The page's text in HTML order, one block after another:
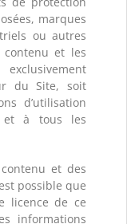
marques
ou autres
et les
du Site, soit
d’utilisation
et à tous les
et des
possible que
licence de ce
informations